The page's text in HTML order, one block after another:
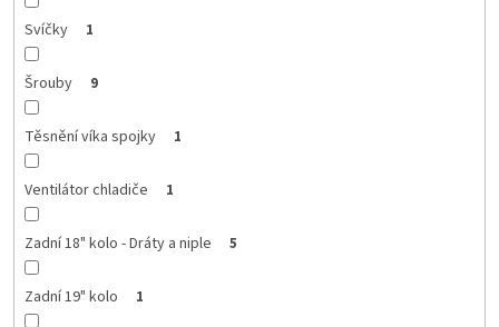
Svíčky 1
Šrouby 9
Těsnění víka spojky 1
Ventilátor chladiče 1
Zadní 18" kolo - Dráty a niple 5
Zadní 19" kolo 1